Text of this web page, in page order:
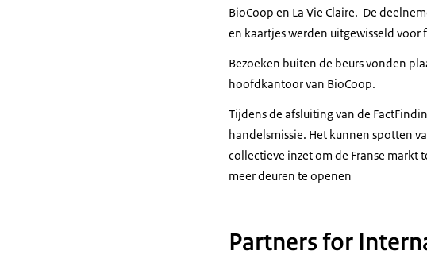
BioCoop en La Vie Claire. De
en kaartjes werden uitgewisseld voor
Bezoeken buiten de beurs vonden
hoofdkantoor van BioCoop.
Tijdens de afsluiting van de
handelsmissie. Het kunnen spotten
collectieve inzet om de Franse
meer deuren te openen
Partners for